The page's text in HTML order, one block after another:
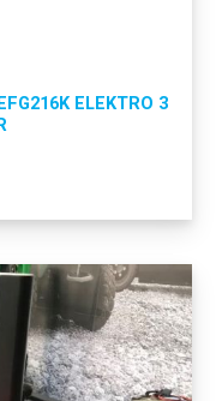
ELEKTRO 3